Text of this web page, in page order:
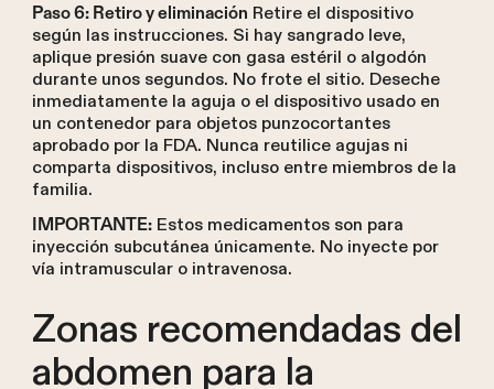
Paso 6: Retiro y eliminación Retire el dispositivo
según las instrucciones. Si hay sangrado leve,
aplique presión suave con gasa estéril o algodón
durante unos segundos. No frote el sitio. Deseche
inmediatamente la aguja o el dispositivo usado en
un contenedor para objetos punzocortantes
aprobado por la FDA. Nunca reutilice agujas ni
comparta dispositivos, incluso entre miembros de la
familia.
IMPORTANTE:Estos medicamentos son para
inyección subcutánea únicamente. No inyecte por
vía intramuscular o intravenosa.
Zonas recomendadas del
abdomen para la